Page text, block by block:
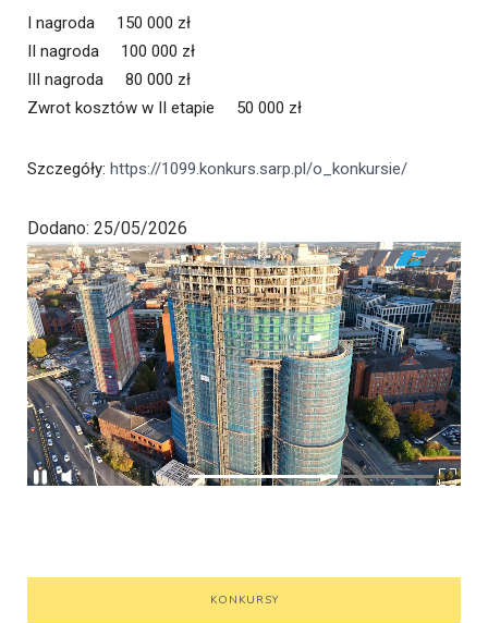
I nagroda 150 000 zł
II nagroda 100 000 zł
III nagroda 80 000 zł
Zwrot kosztów w II etapie 50 000 zł
Szczegóły: https://1099.konkurs.sarp.pl/o_konkursie/
Dodano: 25/05/2026
KONKURSY